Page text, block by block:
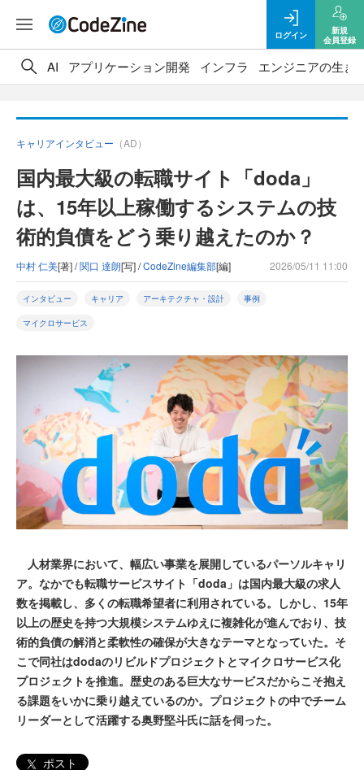
ログイン
新規
会員登録
AI アプリケーション開発 インフラ エンジニアの生き
キャリアインタビュー （AD）
国内最大級の転職サイト「doda」
は、15年以上稼働するシステムの技
術的負債をどう乗り越えたのか？
中村 仁美[著] /関口 達朗[写] /CodeZine編集部[編] 2026/05/11 11:00
インタビュー キャリア アーキテクチャ・設計 事例
マイクロサービス
人材業界において、幅広い事業を展開しているパーソルキャリ
ア。なかでも転職サービスサイト「doda」は国内最大級の求人
数を掲載し、多くの転職希望者に利用されている。しかし、15年
以上の歴史を持つ大規模システムゆえに複雑化が進んでおり、技
術的負債の解消と柔軟性の確保が大きなテーマとなっていた。そ
こで同社はdodaのリビルドプロジェクトとマイクロサービス化
プロジェクトを推進。歴史のある巨大なサービスだからこそ抱え
る課題をいかに乗り越えているのか。プロジェクトの中でチーム
リーダーとして活躍する奥野堅斗氏に話を伺った。
ポスト